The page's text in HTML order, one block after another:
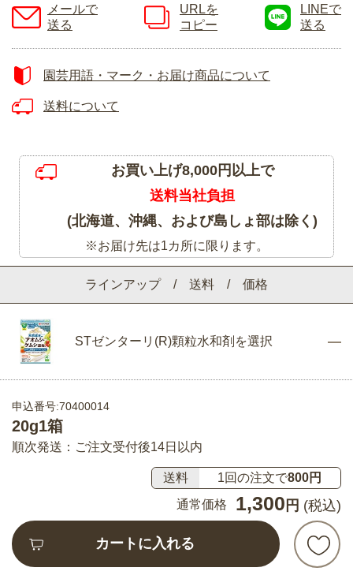
ラインアップ / 送料 / 価格
STゼンターリ(R)顆粒水和剤を選択
申込番号:70400014
20g1箱
順次発送：ご注文受付後14日以内
送料 1回の注文で800円
通常価格
1,300 円 (税込)
カートに入れる
メールで
送る
URLを
コピー
LINEで
送る
園芸用語・マーク・お届け商品について
送料について
お買い上げ8,000円以上で
送料当社負担
(北海道、沖縄、および島しょ部は除く)
※お届け先は1カ所に限ります。